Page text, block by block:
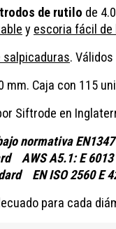
de rutilo de
y escoria fácil de
salpicaduras.
mm. Caja con 115
Siftrode en
normativa
AWS A5.1: E 6013
EN ISO 2560 E
para cada